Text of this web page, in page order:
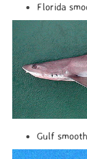
Florida
Gulf